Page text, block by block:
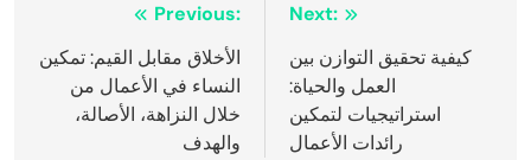
navigation
Previous:
الأخلاق مقابل القيم: تمكين
النساء في الأعمال من
خلال النزاهة، الأصالة،
والهدف
Next:
كيفية تحقيق التوازن بين
العمل والحياة:
استراتيجيات لتمكين
رائدات الأعمال